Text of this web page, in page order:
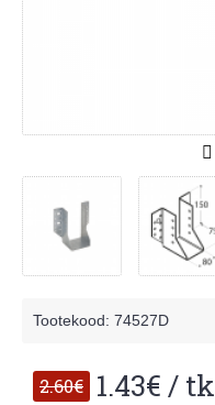
Tootekood: 74527D
2.60€ 1.43€ / tk